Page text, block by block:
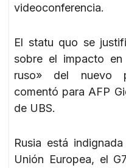
videoconferencia.
El statu quo se
sobre el impacto
ruso» del nuevo
comentó para AFP
de UBS.
Rusia está
Unión Europea, el